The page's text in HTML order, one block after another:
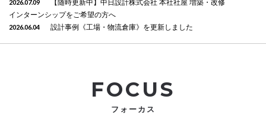
2026.07.09
【随時更新中】中日設計株式会社 本社社屋 増築・改修
インターンシップをご希望の方へ
2026.06.04 設計事例《工場・物流倉庫》を更新しました
FOCUS
フォーカス